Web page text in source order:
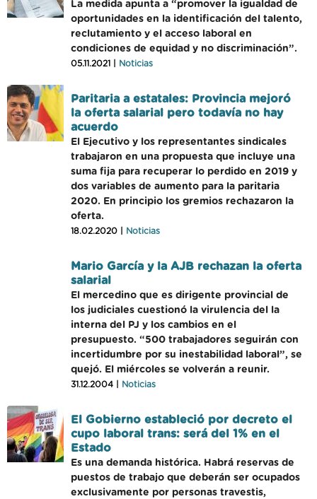
La medida apunta a “promover la igualdad de
oportunidades en la identificación del talento,
reclutamiento y el acceso laboral en
condiciones de equidad y no discriminación”.
05.11.2021 | Noticias
Paritaria a estatales: Provincia mejoró
la oferta salarial pero todavía no hay
acuerdo
El Ejecutivo y los representantes sindicales
trabajaron en una propuesta que incluye una
suma fija para recuperar lo perdido en 2019 y
dos variables de aumento para la paritaria
2020. En principio los gremios rechazaron la
oferta.
18.02.2020 | Noticias
Mario García y la AJB rechazan la oferta
salarial
El mercedino que es dirigente provincial de
los judiciales cuestionó la virulencia del la
interna del PJ y los cambios en el
presupuesto. “500 trabajadores seguirán con
incertidumbre por su inestabilidad laboral”, se
quejó. El miércoles se volverán a reunir.
31.12.2004 | Noticias
El Gobierno estableció por decreto el
cupo laboral trans: será del 1% en el
Estado
Es una demanda histórica. Habrá reservas de
puestos de trabajo que deberán ser ocupados
exclusivamente por personas travestis,